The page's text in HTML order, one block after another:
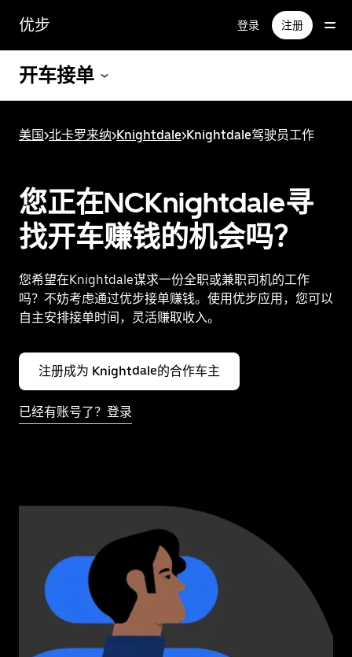
容
优步 登录 注册
开车接单
美国>北卡罗来纳>Knightdale>Knightdale驾驶员工作
您正在NCKnightdale寻
找开车赚钱的机会吗？
您希望在Knightdale谋求一份全职或兼职司机的工作
吗？不妨考虑通过优步接单赚钱。使用优步应用，您可以
自主安排接单时间，灵活赚取收入。
注册成为 Knightdale的合作车主
已经有账号了？登录